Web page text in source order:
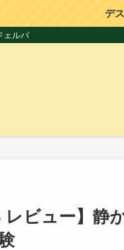
デ
ェルバ
レビュー】